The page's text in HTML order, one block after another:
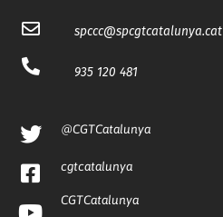
spccc@spcgtcatalunya.cat
935 120 481
@CGTCatalunya
cgtcatalunya
CGTCatalunya